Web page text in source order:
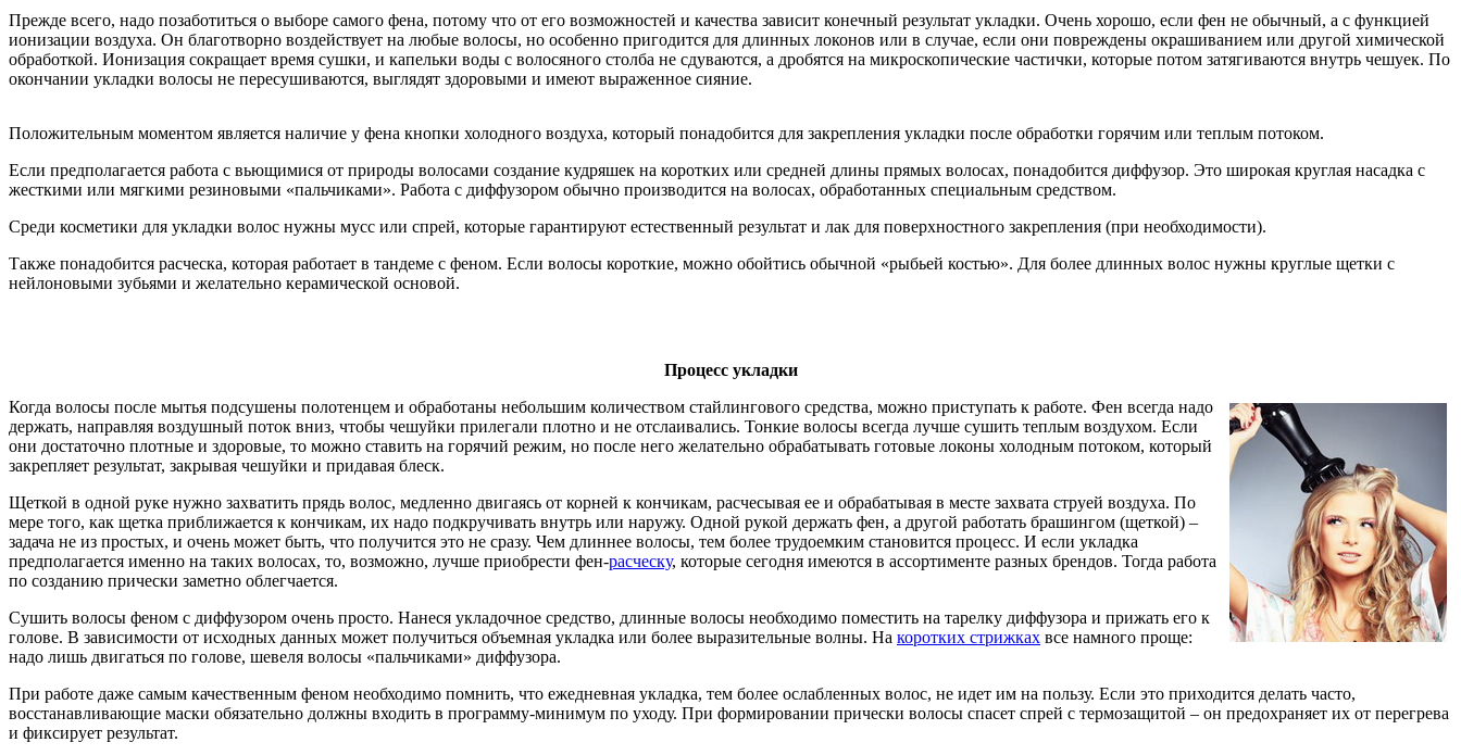
Прежде всего, надо позаботиться о выборе самого фена, потому что от его возможностей и качества зависит конечный результат укладки. Очень хорошо, если фен не обычный, а с функцией
ионизации воздуха. Он благотворно воздействует на любые волосы, но особенно пригодится для длинных локонов или в случае, если они повреждены окрашиванием или другой химической
обработкой. Ионизация сокращает время сушки, и капельки воды с волосяного столба не сдуваются, а дробятся на микроскопические частички, которые потом затягиваются внутрь чешуек. По
окончании укладки волосы не пересушиваются, выглядят здоровыми и имеют выраженное сияние.
Положительным моментом является наличие у фена кнопки холодного воздуха, который понадобится для закрепления укладки после обработки горячим или теплым потоком.
Если предполагается работа с вьющимися от природы волосами создание кудряшек на коротких или средней длины прямых волосах, понадобится диффузор. Это широкая круглая насадка с
жесткими или мягкими резиновыми «пальчиками». Работа с диффузором обычно производится на волосах, обработанных специальным средством.
Среди косметики для укладки волос нужны мусс или спрей, которые гарантируют естественный результат и лак для поверхностного закрепления (при необходимости).
Также понадобится расческа, которая работает в тандеме с феном. Если волосы короткие, можно обойтись обычной «рыбьей костью». Для более длинных волос нужны круглые щетки с
нейлоновыми зубьями и желательно керамической основой.
Процесс укладки
Когда волосы после мытья подсушены полотенцем и обработаны небольшим количеством стайлингового средства, можно приступать к работе. Фен всегда надо
держать, направляя воздушный поток вниз, чтобы чешуйки прилегали плотно и не отслаивались. Тонкие волосы всегда лучше сушить теплым воздухом. Если
они достаточно плотные и здоровые, то можно ставить на горячий режим, но после него желательно обрабатывать готовые локоны холодным потоком, который
закрепляет результат, закрывая чешуйки и придавая блеск.
Щеткой в одной руке нужно захватить прядь волос, медленно двигаясь от корней к кончикам, расчесывая ее и обрабатывая в месте захвата струей воздуха. По
мере того, как щетка приближается к кончикам, их надо подкручивать внутрь или наружу. Одной рукой держать фен, а другой работать брашингом (щеткой) –
задача не из простых, и очень может быть, что получится это не сразу. Чем длиннее волосы, тем более трудоемким становится процесс. И если укладка
предполагается именно на таких волосах, то, возможно, лучше приобрести фен-расческу, которые сегодня имеются в ассортименте разных брендов. Тогда работа
по созданию прически заметно облегчается.
Сушить волосы феном с диффузором очень просто. Нанеся укладочное средство, длинные волосы необходимо поместить на тарелку диффузора и прижать его к
голове. В зависимости от исходных данных может получиться объемная укладка или более выразительные волны. На коротких стрижках все намного проще:
надо лишь двигаться по голове, шевеля волосы «пальчиками» диффузора.
При работе даже самым качественным феном необходимо помнить, что ежедневная укладка, тем более ослабленных волос, не идет им на пользу. Если это приходится делать часто,
восстанавливающие маски обязательно должны входить в программу-минимум по уходу. При формировании прически волосы спасет спрей с термозащитой – он предохраняет их от перегрева
и фиксирует результат.